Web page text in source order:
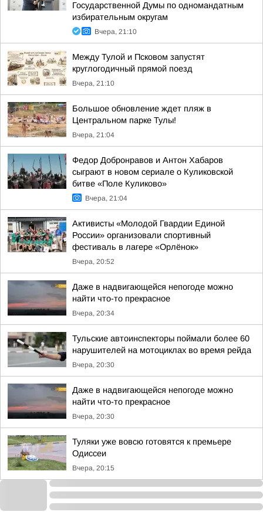
Государственной Думы по одномандатным
избирательным округам
Вчера, 21:10
Между Тулой и Псковом запустят
круглогодичный прямой поезд
Вчера, 21:10
Большое обновление ждет пляж в
Центральном парке Тулы!
Вчера, 21:04
Федор Добронравов и Антон Хабаров
сыграют в новом сериале о Куликовской
битве «Поле Куликово»
Вчера, 21:04
Активисты «Молодой Гвардии Единой
России» организовали спортивный
фестиваль в лагере «Орлёнок»
Вчера, 20:52
Даже в надвигающейся непогоде можно
найти что-то прекрасное
Вчера, 20:34
Тульские автоинспекторы поймали более 60
нарушителей на мотоциклах во время рейда
Вчера, 20:30
Даже в надвигающейся непогоде можно
найти что-то прекрасное
Вчера, 20:30
Туляки уже вовсю готовятся к премьере
Одиссеи
Вчера, 20:15